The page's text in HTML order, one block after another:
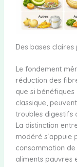
Des bases
Le fondement
réduction des
que si bénéfiques
classique,
troubles digestifs
La distinction
modéré s’appuie
consommation
aliments pauvres